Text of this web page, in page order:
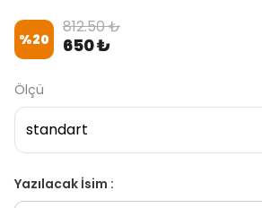
%20
812.50 ₺
650 ₺
Ölçü
Yazılacak İsim :